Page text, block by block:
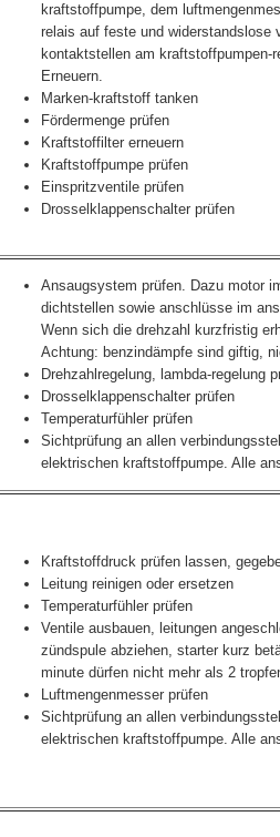
kraftstoffpumpe, dem
relais auf feste und widerstandslose
kontaktstellen am kraftstoffpumpen-
Erneuern.
Marken-kraftstoff tanken
Fördermenge prüfen
Kraftstoffilter erneuern
Kraftstoffpumpe prüfen
Einspritzventile prüfen
Drosselklappenschalter prüfen
Ansaugsystem prüfen. Dazu motor
dichtstellen sowie anschlüsse im
Wenn sich die drehzahl kurzfristig
Achtung: benzindämpfe sind giftig,
Drehzahlregelung, lambda-regelung
Drosselklappenschalter prüfen
Temperaturfühler prüfen
Sichtprüfung an allen
elektrischen kraftstoffpumpe. Alle
Kraftstoffdruck prüfen lassen,
Leitung reinigen oder ersetzen
Temperaturfühler prüfen
Ventile ausbauen, leitungen
zündspule abziehen, starter kurz
minute dürfen nicht mehr als 2
Luftmengenmesser prüfen
Sichtprüfung an allen
elektrischen kraftstoffpumpe. Alle